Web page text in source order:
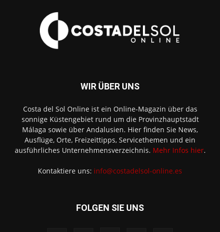
WIR ÜBER UNS
Costa del Sol Online ist ein Online-Magazin über das
sonnige Küstengebiet rund um die Provinzhauptstadt
Málaga sowie über Andalusien. Hier finden Sie News,
Ausflüge, Orte, Freizeittipps, Servicethemen und ein
ausführliches Unternehmensverzeichnis. Mehr Infos hier.
Kontaktiere uns: info@costadelsol-online.es
FOLGEN SIE UNS